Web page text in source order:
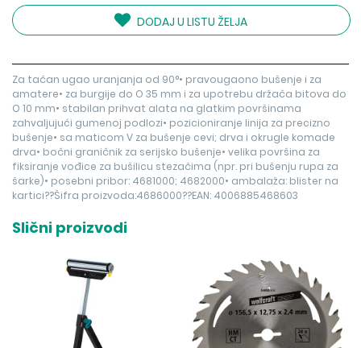
DODAJ U LISTU ŽELJA
Za tačan ugao uranjanja od 90°• pravougaono bušenje i za
amatere• za burgije do O 35 mm i za upotrebu držača bitova do
O 10 mm• stabilan prihvat alata na glatkim površinama
zahvaljujući gumenoj podlozi• pozicioniranje linija za precizno
bušenje• sa maticom V za bušenje cevi; drva i okrugle komade
drva• bočni graničnik za serijsko bušenje• velika površina za
fiksiranje vođice za bušilicu stezačima (npr. pri bušenju rupa za
šarke)• posebni pribor: 4681000; 4682000• ambalaža: blister na
kartici??Šifra proizvoda:4686000??EAN: 4006885468603
Slični proizvodi